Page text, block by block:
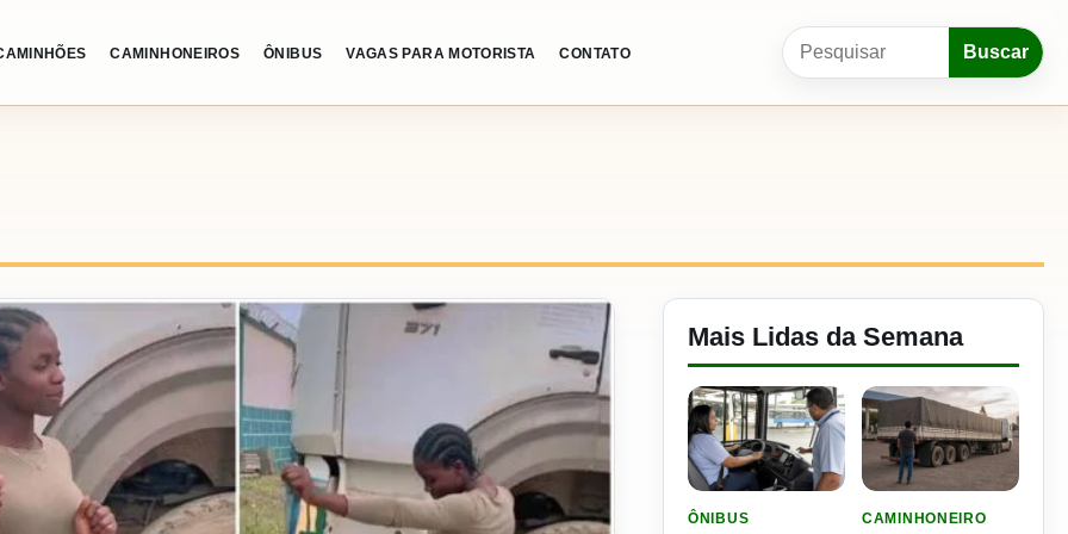
CAMINHONEIROS ÔNIBUS VAGAS PARA MOTORISTA CONTATO
Pesquisar por:
Buscar
Mais Lidas da Semana
ÔNIBUS
CAMINHONEIRO